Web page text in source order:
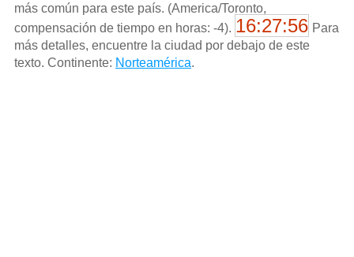
más común para este país. (America/Toronto,
compensación de tiempo en horas: -4). 16:27:56 Para
más detalles, encuentre la ciudad por debajo de este
texto. Continente: Norteamérica.